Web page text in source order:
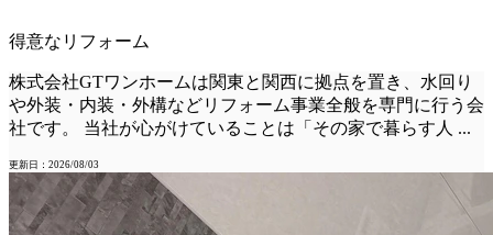
得意なリフォーム
株式会社GTワンホームは関東と関西に拠点を置き、水回り
や外装・内装・外構などリフォーム事業全般を専門に行う会
社です。 当社が心がけていることは「その家で暮らす人 ...
更新日：2026/08/03